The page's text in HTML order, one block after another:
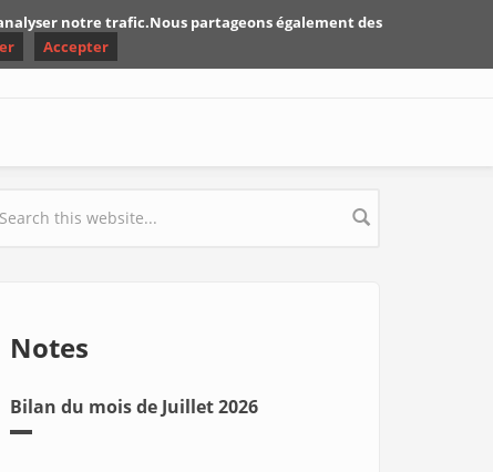
form
Notes
Bilan du mois de Juillet 2026
notre trafic.Nous partageons également des
Accepter